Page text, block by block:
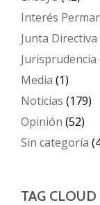
Interés
Junta Directiva
Jurisprudencia
Media (1)
Noticias (179)
Opinión (52)
Sin categoría
TAG CLOUD